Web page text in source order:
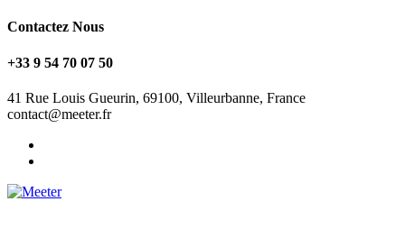
Contactez Nous
+33 9 54 70 07 50
41 Rue Louis Gueurin, 69100, Villeurbanne, France
contact@meeter.fr